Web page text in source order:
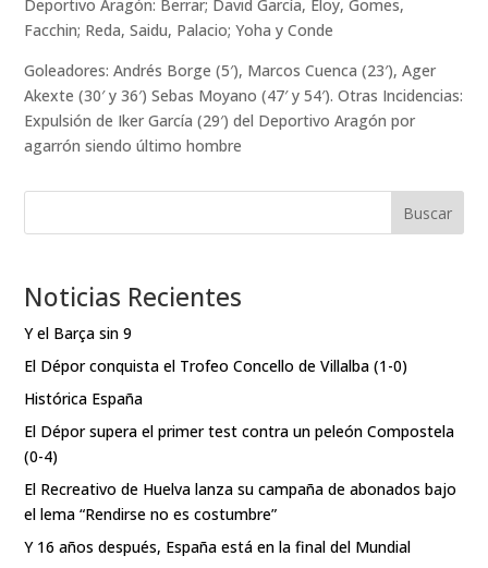
Deportivo Aragón: Berrar; David García, Eloy, Gomes,
Facchin; Reda, Saidu, Palacio; Yoha y Conde
Goleadores: Andrés Borge (5′), Marcos Cuenca (23′), Ager
Akexte (30′ y 36′) Sebas Moyano (47′ y 54′). Otras Incidencias:
Expulsión de Iker García (29′) del Deportivo Aragón por
agarrón siendo último hombre
Buscar
Noticias Recientes
Y el Barça sin 9
El Dépor conquista el Trofeo Concello de Villalba (1-0)
Histórica España
El Dépor supera el primer test contra un peleón Compostela
(0-4)
El Recreativo de Huelva lanza su campaña de abonados bajo
el lema “Rendirse no es costumbre”
Y 16 años después, España está en la final del Mundial